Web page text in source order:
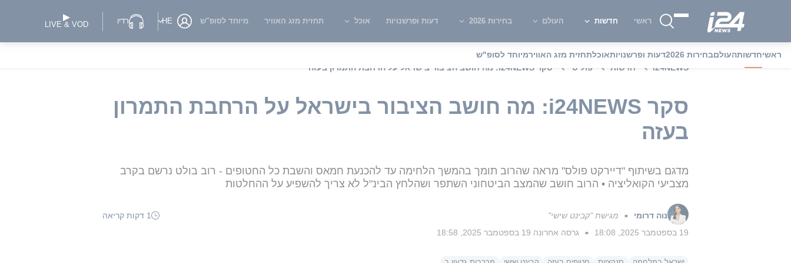
ראשי חדשות העולם בחירות 2026 דעות ופרשנויות אוכל תחזית מזג האוויר מיוחד לסופ"ש HE רדיו LIVE & VOD
ראשיחדשותהעולםבחירות 2026 דעות ופרשנויותאוכלתחזית מזג האווירמיוחד לסופ"ש
i24NEWS
חדשות פוליטי סקר i24NEWS: מה חושב הציבור בישראל על הרחבת התמרון בעזה
סקר i24NEWS: מה חושב הציבור בישראל על הרחבת התמרון
בעזה
מדגם בשיתוף "דיירקט פולס" מראה שהרוב תומך בהמשך הלחימה עד להכנעת חמאס והשבת כל החטופים - רוב בולט נרשם בקרב
מצביעי הקואליציה • הרוב חושב שהמצב הביטחוני השתפר ושהלחץ הבינ"ל לא צריך להשפיע על ההחלטות
נוה דרומי ■ מגישת "קבינט שישי"
1 דקות קריאה
19 בספטמבר 2025, 18:08
■ גרסה אחרונה 19 בספטמבר 2025, 18:58